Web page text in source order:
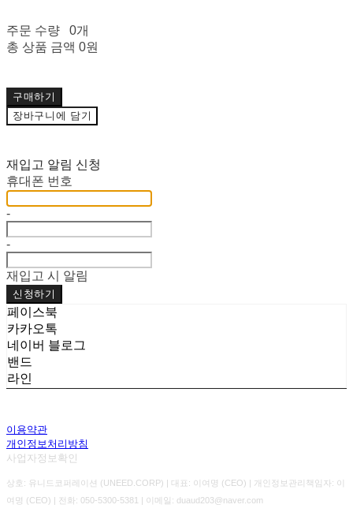
주문 수량
0개
총 상품 금액 0원
구매하기
장바구니에 담기
재입고 알림 신청
휴대폰 번호
-
-
재입고 시 알림
신청하기
페이스북
카카오톡
네이버 블로그
밴드
라인
이용약관
개인정보처리방침
사업자정보확인
상호: 유니드코퍼레이션 (UNEED.CORP) | 대표: 이여명 (CEO) | 개인정보관리책임자: 이
여명 (CEO) | 전화: 050-5300-5381 | 이메일: duaud203@naver.com